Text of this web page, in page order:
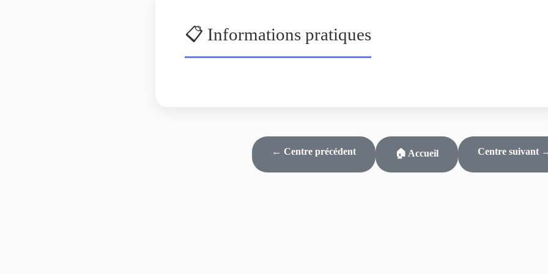
📋 Informations pratiques
← Centre précédent 🏠 Accueil Centre suivant